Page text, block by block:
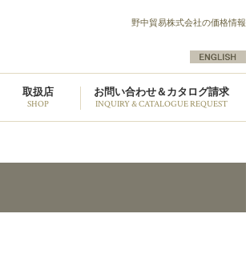
野中貿易株式会社の価格情報
取扱店
SHOP
お問い合わせ＆カタログ請求
INQUIRY & CATALOGUE REQUEST